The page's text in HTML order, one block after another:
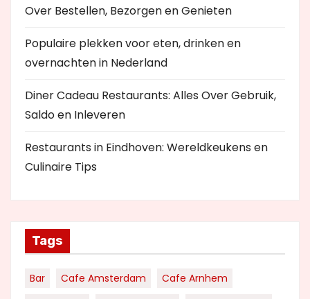
Over Bestellen, Bezorgen en Genieten
Populaire plekken voor eten, drinken en
overnachten in Nederland
Diner Cadeau Restaurants: Alles Over Gebruik,
Saldo en Inleveren
Restaurants in Eindhoven: Wereldkeukens en
Culinaire Tips
Tags
Bar Cafe Amsterdam
Cafe Arnhem